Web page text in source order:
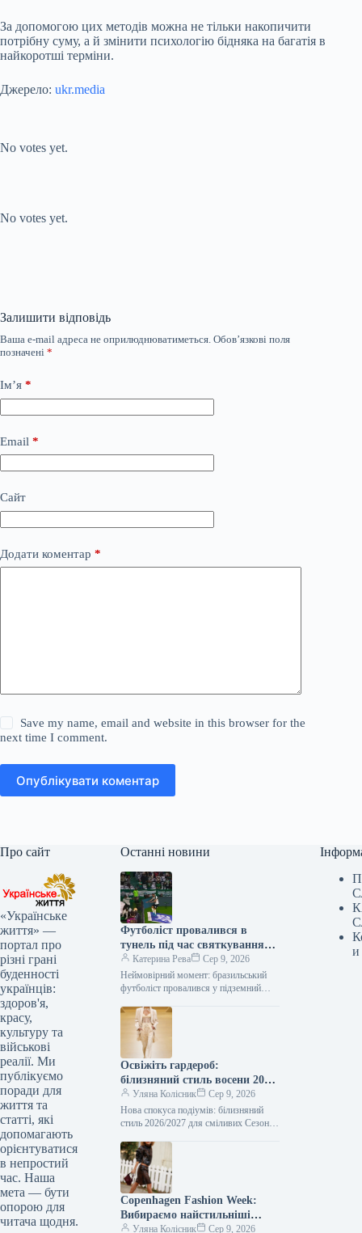
За допомогою цих методів можна не тільки накопичити
потрібну суму, а й змінити психологію бідняка на багатія в
найкоротші терміни.
Джерело: ukr.media
No votes yet.
No votes yet.
Залишити відповідь
Ваша e-mail адреса не оприлюднюватиметься. Обов’язкові поля
позначені *
Ім’я *
Email *
Сайт
Додати коментар *
Save my name, email and website in this browser for the
next time I comment.
Опублікувати коментар
Про сайт
«Українське
життя» —
портал про
різні грані
буденності
українців:
здоров'я,
красу,
культуру та
військові
реалії. Ми
публікуємо
поради для
життя та
статті, які
допомагають
орієнтуватися
в непростий
час. Наша
мета — бути
опорою для
читача щодня.
Останні новини
Футболіст провалився в
тунель під час святкування
голу: відео курйозного
падіння
Катерина Рева
Сер 9, 2026
Неймовірний момент: бразильський
футболіст провалився у підземний
Інцидент, що викликав чималий
резонанс, стався 8 серпня…
Освіжіть гардероб:
білизняний стиль восени 2026
– від корсетів до комбінацій
Уляна Колісник
Сер 9, 2026
Нова спокуса подіумів: білизняний
стиль 2026/2027 для сміливих Сезон
модних показах нове бачення
жіночності, експресії та…
Copenhagen Fashion Week:
Вибираємо найстильніші
образи від гостей
Уляна Колісник Сер 9, 2026
и